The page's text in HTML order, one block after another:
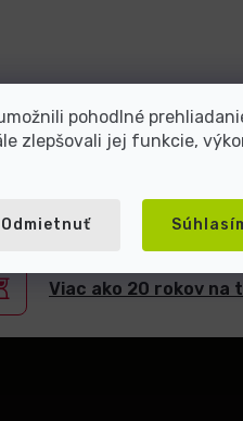
pohodlné
zlepšovali jej funkcie,
Odmietnuť
s viac ako
Viac ako 20 rokov na